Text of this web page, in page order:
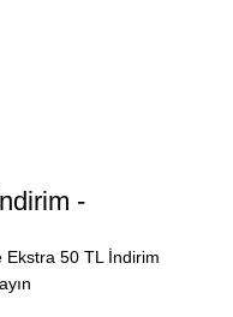
-
Ekstra 50 TL İndirim